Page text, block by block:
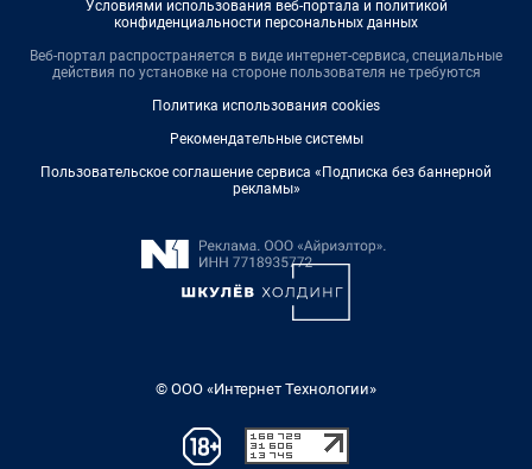
Условиями использования веб-портала и политикой
конфиденциальности персональных данных
Веб-портал распространяется в виде интернет-сервиса, специальные
действия по установке на стороне пользователя не требуются
Политика использования cookies
Рекомендательные системы
Пользовательское соглашение сервиса «Подписка без баннерной
рекламы»
© ООО «Интернет Технологии»